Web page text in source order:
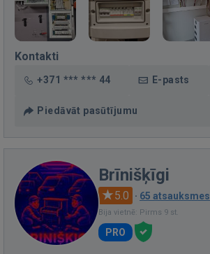
Kontakti
+371 *** *** 44 E-pasts
Piedāvāt pasūtījumu
Brīnišķīgi
5.0 · 65 atsauksmes
Bija vietnē: Pirms 9 st.
PRO